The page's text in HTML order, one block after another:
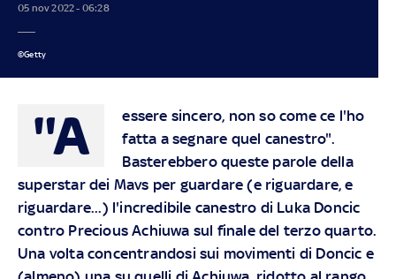
05 nov 2022 - 06:28
©Getty
"A
essere sincero, non so come ce l'ho
fatta a segnare quel canestro".
Basterebbero queste parole della
superstar dei Mavs per guardare (e riguardare, e
riguardare...) l'incredibile canestro di Luka Doncic
contro Precious Achiuwa sul finale del terzo quarto.
Una volta concentrandosi sui movimenti di Doncic e